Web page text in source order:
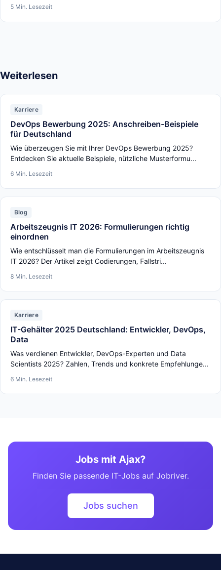
5 Min. Lesezeit
Weiterlesen
Karriere
DevOps Bewerbung 2025: Anschreiben-Beispiele
für Deutschland
Wie überzeugen Sie mit Ihrer DevOps Bewerbung 2025?
Entdecken Sie aktuelle Beispiele, nützliche Musterformu...
6 Min. Lesezeit
Blog
Arbeitszeugnis IT 2026: Formulierungen richtig
einordnen
Wie entschlüsselt man die Formulierungen im Arbeitszeugnis
IT 2026? Der Artikel zeigt Codierungen, Fallstri...
8 Min. Lesezeit
Karriere
IT-Gehälter 2025 Deutschland: Entwickler, DevOps,
Data
Was verdienen Entwickler, DevOps-Experten und Data
Scientists 2025? Zahlen, Trends und konkrete Empfehlunge...
6 Min. Lesezeit
Jobs mit Ajax?
Finden Sie passende IT-Jobs auf Jobriver.
Jobs suchen